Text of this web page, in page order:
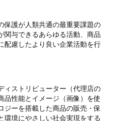
保護が人類共通の最重要課題の
関与できるあらゆる活動、商品
配慮したより良い企業活動を行
ィストリビューター（代理店の
品性能とイメージ（画像）を使
ジーを搭載した商品の販売・保
環境にやさしい社会実現をする